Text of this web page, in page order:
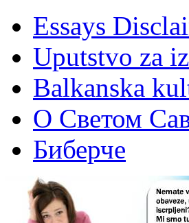
Essays
Uputstvo za
Balkanska
О Светом
Биберче